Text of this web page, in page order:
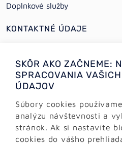
Doplnkové služby
KONTAKTNÉ ÚDAJE
+421 (0) 948 950 704
Informácie:
info@alejtech.eu
Zákaznícka podpora:
podpora@alejtech.eu
SKÔR AKO ZAČNEME:
SPRACOVANIA
ÚDAJOV
Súbory cookies
analýzu návštevnosti a
stránok. Ak si nastavíte
cookies do vášho